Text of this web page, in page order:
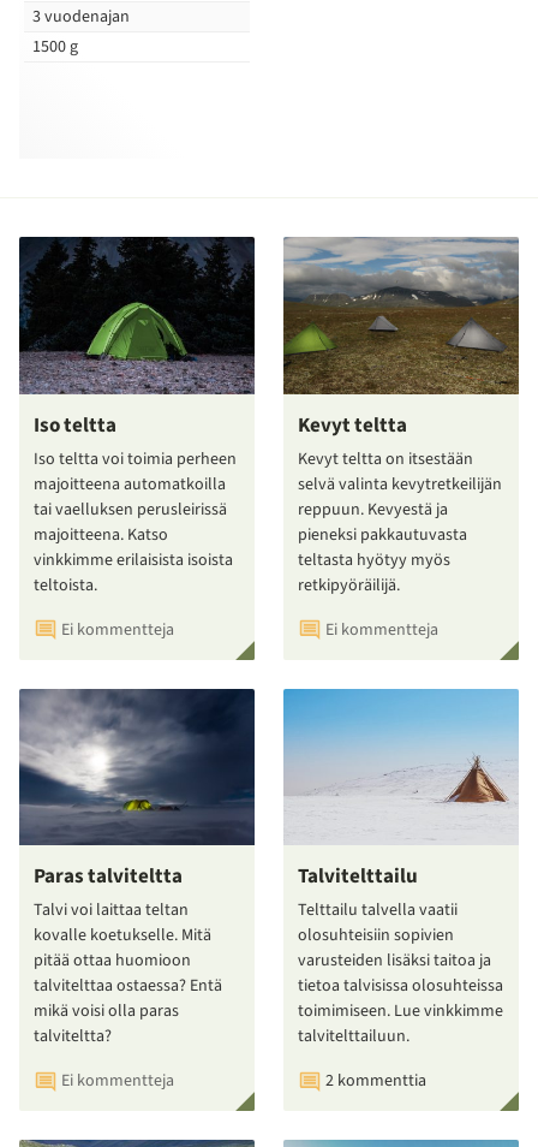
3 vuodenajan
1500 g
Iso teltta
Iso teltta voi toimia perheen
majoitteena automatkoilla
tai vaelluksen perusleirissä
majoitteena. Katso
vinkkimme erilaisista isoista
teltoista.
Ei kommentteja
Kevyt teltta
Kevyt teltta on itsestään
selvä valinta kevytretkeilijän
reppuun. Kevyestä ja
pieneksi pakkautuvasta
teltasta hyötyy myös
retkipyöräilijä.
Ei kommentteja
Paras talviteltta
Talvi voi laittaa teltan
kovalle koetukselle. Mitä
pitää ottaa huomioon
talvitelttaa ostaessa? Entä
mikä voisi olla paras
talviteltta?
Ei kommentteja
Talvitelttailu
Telttailu talvella vaatii
olosuhteisiin sopivien
varusteiden lisäksi taitoa ja
tietoa talvisissa olosuhteissa
toimimiseen. Lue vinkkimme
talvitelttailuun.
2 kommenttia